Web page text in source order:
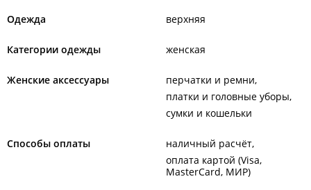
Одежда верхняя
Категории одежды женская
Женские аксессуары
перчатки и ремни
платки и головные уборы
сумки и кошельки
Способы оплаты
наличный расчёт
оплата картой (Visa,
MasterCard, МИР)